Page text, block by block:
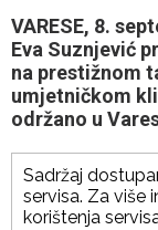
VARESE, 8.
Eva Suznjević
na prestižnom
umjetničkom
održano u
Sadržaj
servisa. Za više
korištenja